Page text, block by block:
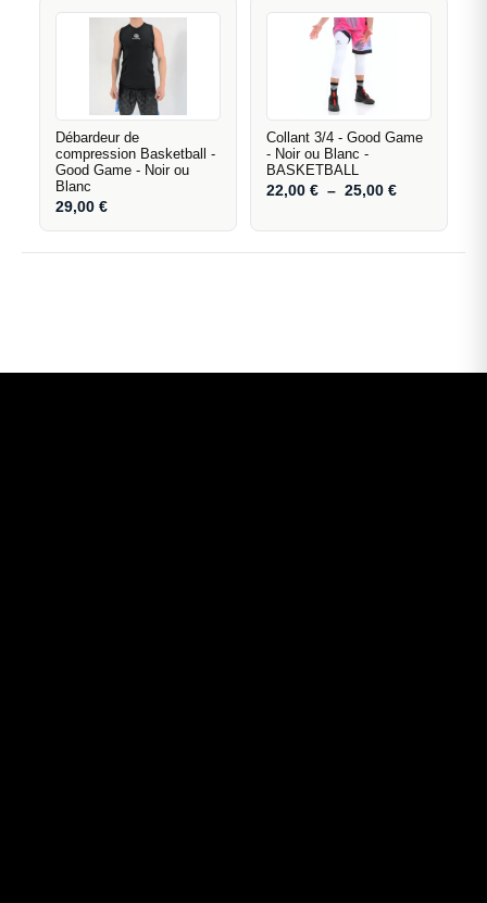
Débardeur de
compression Basketball -
Good Game - Noir ou
Blanc
29,00€
Collant 3/4 - Good Game
- Noir ou Blanc -
BASKETBALL
22,00€ – 25,00€